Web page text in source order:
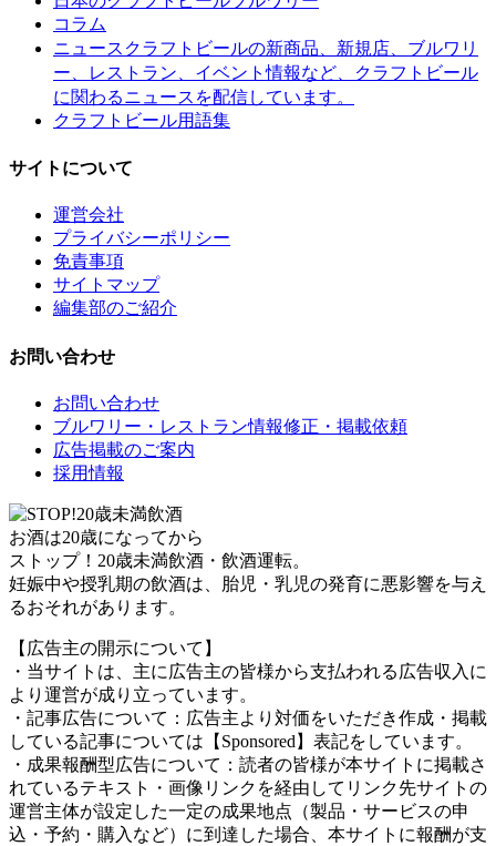
コラム
ニュース クラフトビールの新商品、新規店、ブルワリ
ー、レストラン、イベント情報など、クラフトビール
に関わるニュースを配信しています。
クラフトビール用語集
サイトについて
運営会社
プライバシーポリシー
免責事項
サイトマップ
編集部のご紹介
お問い合わせ
お問い合わせ
ブルワリー・レストラン情報修正・掲載依頼
広告掲載のご案内
採用情報
お酒は20歳になってから
ストップ！20歳未満飲酒・飲酒運転。
妊娠中や授乳期の飲酒は、胎児・乳児の発育に悪影響を与え
るおそれがあります。
【広告主の開示について】
・当サイトは、主に広告主の皆様から支払われる広告収入に
より運営が成り立っています。
・記事広告について：広告主より対価をいただき作成・掲載
している記事については【Sponsored】表記をしています。
・成果報酬型広告について：読者の皆様が本サイトに掲載さ
れているテキスト・画像リンクを経由してリンク先サイトの
運営主体が設定した一定の成果地点（製品・サービスの申
込・予約・購入など）に到達した場合、本サイトに報酬が支